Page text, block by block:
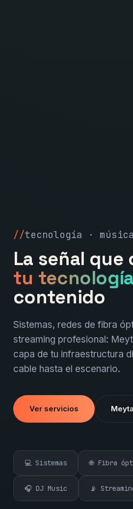
tecnología ·
La señal
tu tecnología
contenido
Sistemas, redes de fibra
streaming profesional:
capa de tu infraestructura
cable hasta el escenario.
Ver servicios
💻 Sistemas 🌐 Fibra
🎧 DJ Music 📡